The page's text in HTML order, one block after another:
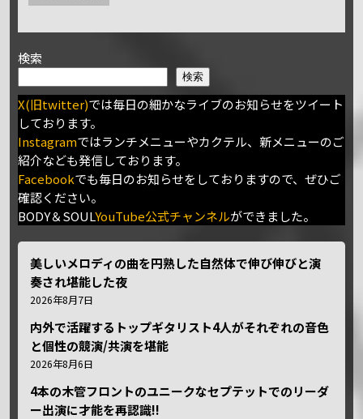
検索
検索
X(旧twitter)では毎日の細かなライブのお知らせをツイート
しております。
Instagramではランチメニューやカクテル、新メニューのご
紹介なども発信しております。
Facebookでも毎日のお知らせをしておりますので、ぜひご
確認ください。
BODY＆SOULYouTube公式チャンネルができました。
美しいメロディの曲を円熟した自然体で伸び伸びと演
奏され堪能した夜
2026年8月7日
内外で活躍するトップギタリスト4人がそれぞれの音色
と個性の競演/共演を堪能
2026年8月6日
4本の木管フロントのユニークなセプテットでのリーダ
ー出演に才能を再認識!!